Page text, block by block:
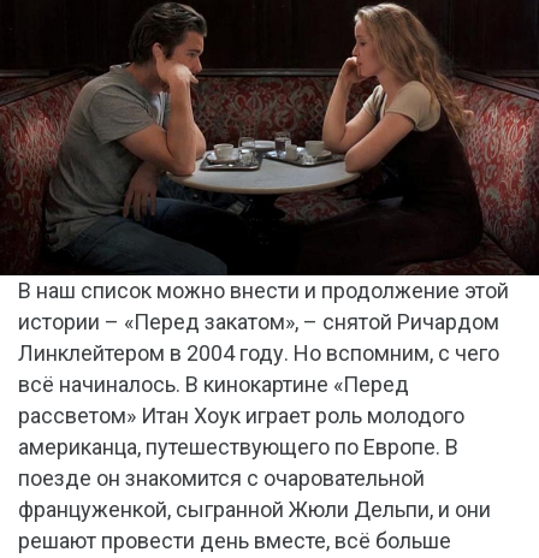
В наш список можно внести и продолжение этой
истории – «Перед закатом», – снятой Ричардом
Линклейтером в 2004 году. Но вспомним, с чего
всё начиналось. В кинокартине «Перед
рассветом» Итан Хоук играет роль молодого
американца, путешествующего по Европе. В
поезде он знакомится с очаровательной
француженкой, сыгранной Жюли Дельпи, и они
решают провести день вместе, всё больше